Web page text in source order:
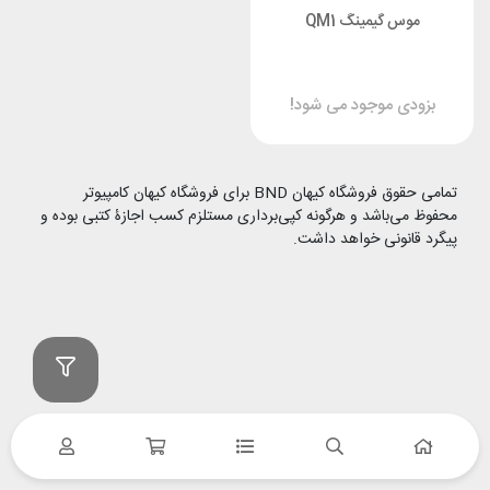
موس گیمینگ QM1
بزودی موجود می شود!
تمامی حقوق فروشگاه کیهان BND برای فروشگاه کیهان کامپیوتر
محفوظ می‌باشد و هرگونه کپی‌برداری مستلزم کسب اجازۀ کتبی بوده و
پیگرد قانونی خواهد داشت.